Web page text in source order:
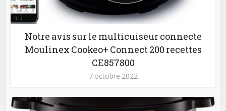
Notre avis sur le multicuiseur connecte
Moulinex Cookeo+ Connect 200 recettes
CE857800
7 octobre 2022